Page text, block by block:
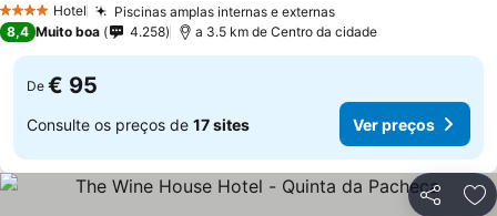
4 EstrelasHotel Piscinas amplas internas e externas
8,4 Muito boa 4.258 a 3.5 km de Centro da cidade
De € 95
Consulte os preços de 17 sites Ver preços
Partilhar